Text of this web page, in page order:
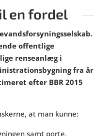
en fordel
offentlige
renseanlæg i
fra år
efter BBR 2015
at man kunne:
samt porte.